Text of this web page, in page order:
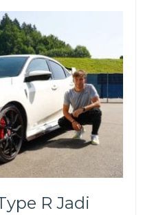
R Jadi